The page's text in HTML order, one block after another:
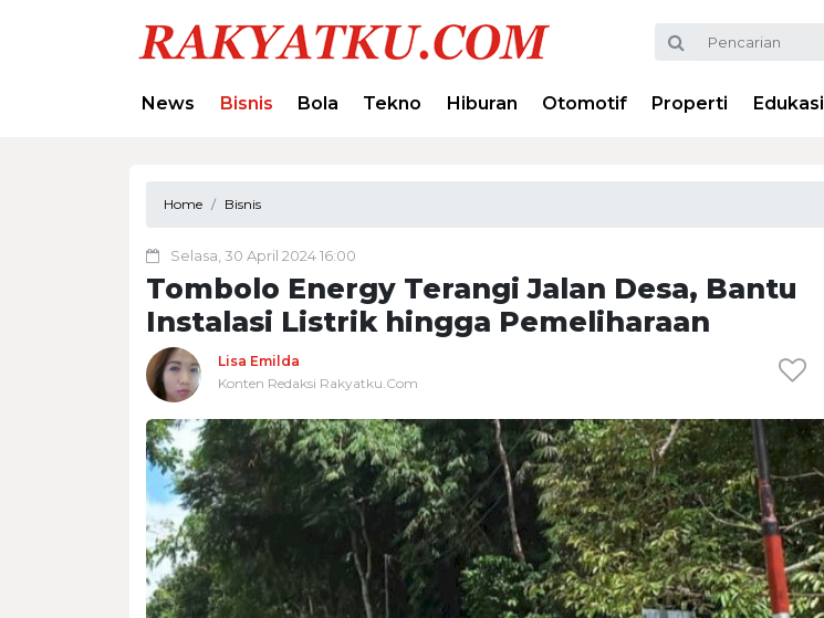
News Bisnis Bola Tekno Hiburan Otomotif Properti Edukasi
Home Bisnis
Selasa, 30 April 2024 16:00
Tombolo Energy Terangi Jalan Desa, Bantu
Instalasi Listrik hingga Pemeliharaan
Lisa Emilda
Konten Redaksi Rakyatku.Com